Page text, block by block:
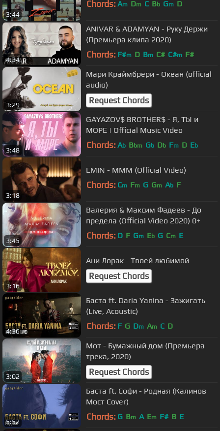
3:44
Chords: Am Dm C Bb Gm D
4:34
ANIVAR & ADAMYAN - Руку Держи
(Премьера клипа 2020)
Chords: F#m D Bm C# C#m F#
3:29
Мари Краймбрери - Океан (official
audio)
Request Chords
3:48
GAYAZOV$ BROTHER$ - Я, ТЫ и
МОРЕ | Official Music Video
Chords: Ab Bbm Gb Db Fm D Eb
3:18
EMIN - МММ (Official Video)
Chords: Cm Fm G Gm Ab F
3:45
Валерия & Максим Фадеев - До
предела (Official Video 2020) 0+
Chords: D F Gm Eb G Cm E
3:16
Ани Лорак - Твоей любимой
Request Chords
4:36
Баста ft. Daria Yanina - Зажигать
(Live, Acoustic)
Chords: F G Dm Am C D
3:02
Мот - Бумажный дом (Премьера
трека, 2020)
Request Chords
5:52
Баста ft. Софи - Родная (Калинов
Мост Cover)
Chords: G Bm A Em F# B E